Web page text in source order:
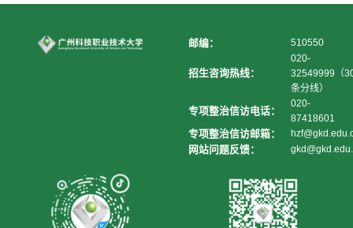
邮编： 510550
招生咨询热线：
020-
32549999（
条分线）
专项整治信访电话：
020-
87418601
专项整治信访邮箱：
网站问题反馈：